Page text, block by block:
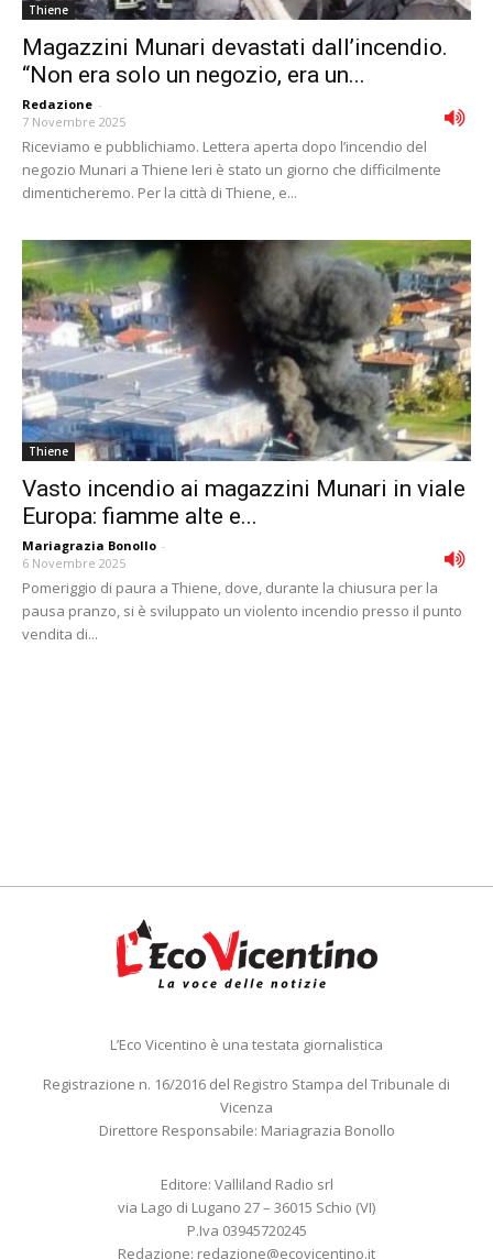
Thiene
Magazzini Munari devastati dall’incendio.
“Non era solo un negozio, era un...
Redazione -
7 Novembre 2025
Riceviamo e pubblichiamo. Lettera aperta dopo l’incendio del
negozio Munari a Thiene Ieri è stato un giorno che difficilmente
dimenticheremo. Per la città di Thiene, e...
Thiene
Vasto incendio ai magazzini Munari in viale
Europa: fiamme alte e...
Mariagrazia Bonollo -
6 Novembre 2025
Pomeriggio di paura a Thiene, dove, durante la chiusura per la
pausa pranzo, si è sviluppato un violento incendio presso il punto
vendita di...
L’Eco Vicentino è una testata giornalistica
Registrazione n. 16/2016 del Registro Stampa del Tribunale di
Vicenza
Direttore Responsabile: Mariagrazia Bonollo
Editore: Valliland Radio srl
via Lago di Lugano 27 – 36015 Schio (VI)
P.Iva 03945720245
Redazione: redazione@ecovicentino.it